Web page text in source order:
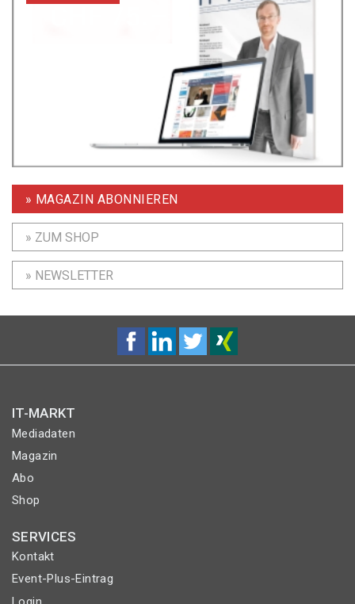
» MAGAZIN ABONNIEREN
» ZUM SHOP
» NEWSLETTER
IT-MARKT
Mediadaten
Magazin
Abo
Shop
SERVICES
Kontakt
Event-Plus-Eintrag